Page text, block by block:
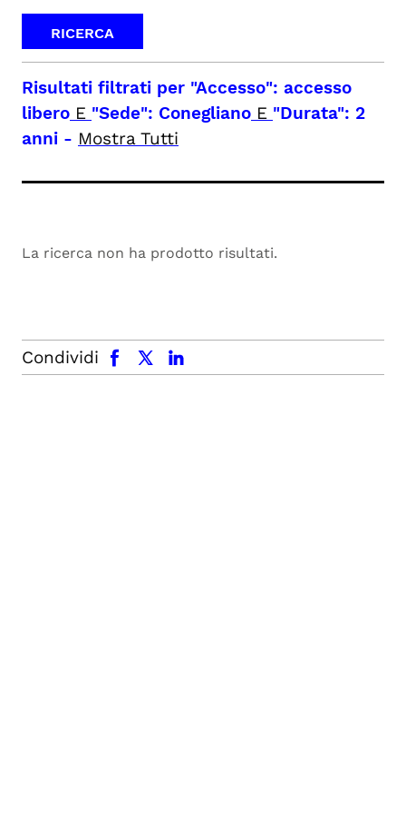
Risultati filtrati per "Accesso": accesso
libero E "Sede": Conegliano E "Durata": 2
anni - Mostra Tutti
La ricerca non ha prodotto risultati.
Condividi
facebook x.com linkedin